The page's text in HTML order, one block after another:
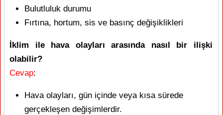
Bulutluluk durumu
Fırtına, hortum, sis ve basınç değişiklikleri
İklim ile hava olayları arasında nasıl bir ilişki
olabilir?
Cevap:
Hava olayları, gün içinde veya kısa sürede
gerçekleşen değişimlerdir.